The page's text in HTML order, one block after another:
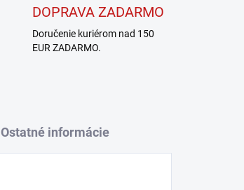
DOPRAVA ZADARMO
Doručenie kuriérom nad 150
EUR ZADARMO.
Ostatné informácie